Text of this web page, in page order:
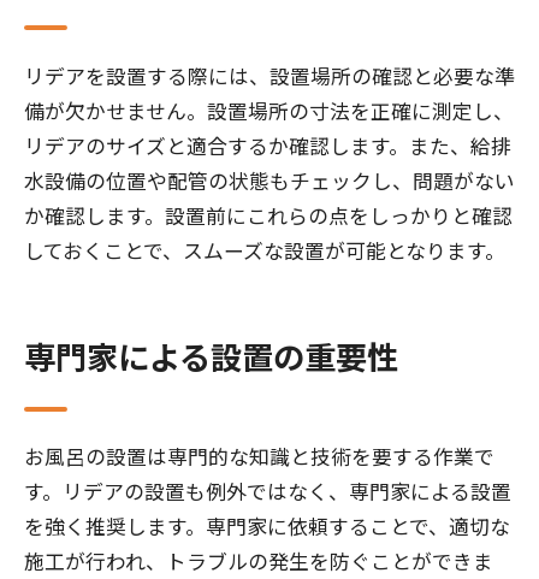
リデアを設置する際には、設置場所の確認と必要な準
備が欠かせません。設置場所の寸法を正確に測定し、
リデアのサイズと適合するか確認します。また、給排
水設備の位置や配管の状態もチェックし、問題がない
か確認します。設置前にこれらの点をしっかりと確認
しておくことで、スムーズな設置が可能となります。
専門家による設置の重要性
お風呂の設置は専門的な知識と技術を要する作業で
す。リデアの設置も例外ではなく、専門家による設置
を強く推奨します。専門家に依頼することで、適切な
施工が行われ、トラブルの発生を防ぐことができま